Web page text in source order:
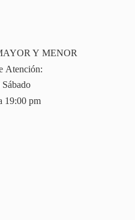
Y MENOR
Atención:
19:00 pm